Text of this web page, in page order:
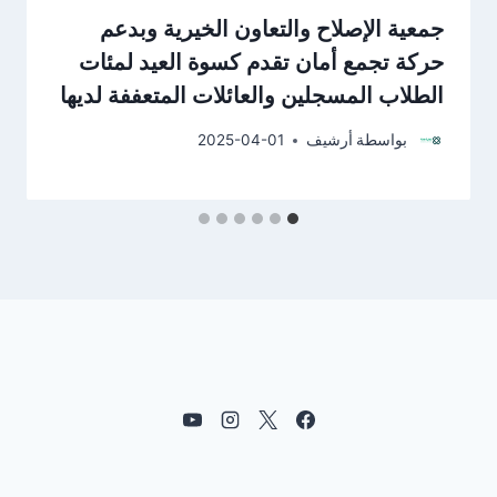
جمعية الإصلاح والتعاون الخيرية وبدعم
حركة تجمع أمان تقدم كسوة العيد لمئات
الطلاب المسجلين والعائلات المتعففة لديها
بواسطة أرشيف 2025-04-01